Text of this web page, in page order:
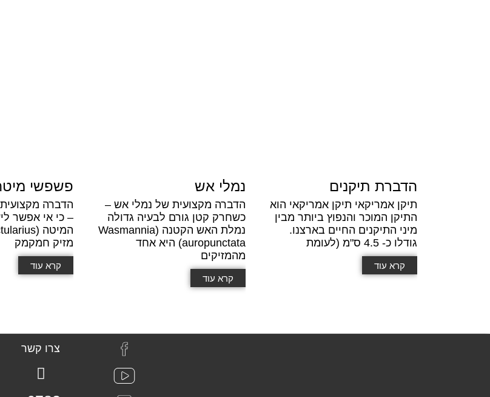
הדברת תיקנים
תיקן אמריקאי תיקן אמריקאי הוא
התיקן המוכר והנפוץ ביותר מבין
מיני התיקנים החיים בארצנו.
גודלו כ- 4.5 ס"מ (לעומת
קרא עוד
נמלי אש
הדברה מקצועית של נמלי אש –
כשחרק קטן גורם לבעיה גדולה
נמלת האש הקטנה (Wasmannia
auropunctata) היא אחד
מהמזיקים
קרא עוד
פשפשי
הדברה
– כי אי אפשר
מזיק חמקמק
קרא עוד
צרו קשר